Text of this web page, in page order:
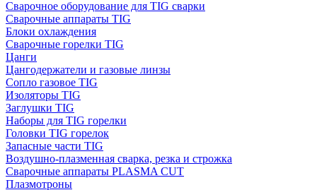
Сварочное оборудование для TIG сварки
Сварочные аппараты TIG
Блоки охлаждения
Сварочные горелки TIG
Цанги
Цангодержатели и газовые линзы
Сопло газовое TIG
Изоляторы TIG
Заглушки TIG
Наборы для TIG горелки
Головки TIG горелок
Запасные части TIG
Воздушно-плазменная сварка, резка и строжка
Сварочные аппараты PLASMA CUT
Плазмотроны